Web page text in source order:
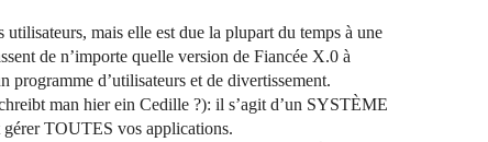
mais elle est due la plupart du temps à une
de n’importe quelle version de Fiancée X.0 à
programme d’utilisateurs et de divertissement.
man hier ein Cedille ?): il s’agit d’un SYSTÈME
TOUTES vos applications.